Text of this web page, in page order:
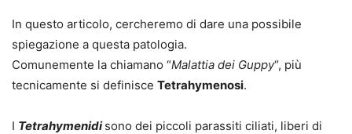
In questo articolo, cercheremo di dare una possibile
spiegazione a questa patologia.
Comunemente la chiamano “Malattia dei Guppy“, più
tecnicamente si definisce Tetrahymenosi.
I Tetrahymenidi sono dei piccoli parassiti ciliati, liberi di